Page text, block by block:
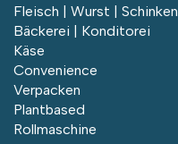
Fleisch | Wurst | Schinken
Bäckerei | Konditorei
Käse
Convenience
Verpacken
Plantbased
Rollmaschine